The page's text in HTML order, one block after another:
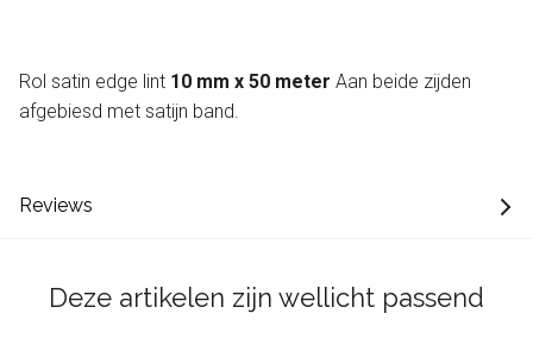
Rol satin edge lint 10 mm x 50 meter Aan beide zijden
afgebiesd met satijn band.
Reviews
Deze artikelen zijn wellicht passend